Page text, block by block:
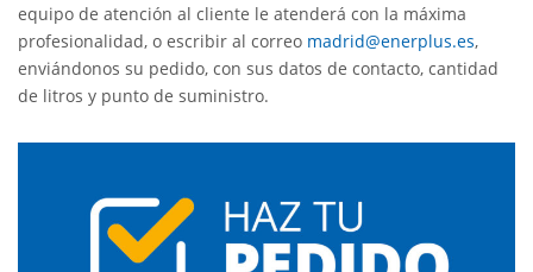
equipo de atención al cliente le atenderá con la máxima
profesionalidad, o escribir al correo madrid@enerplus.es,
enviándonos su pedido, con sus datos de contacto, cantidad
de litros y punto de suministro.